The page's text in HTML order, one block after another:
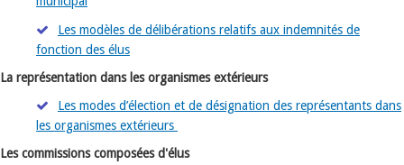
Les modèles de délibérations relatifs aux indemnités de
fonction des élus
La représentation dans les organismes extérieurs
Les modes d’élection et de désignation des représentants dans
les organismes extérieurs
Les commissions composées d'élus